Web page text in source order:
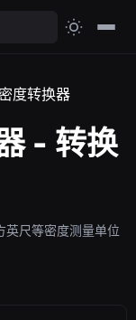
密度转换器
- 转换
英尺等密度测量单位